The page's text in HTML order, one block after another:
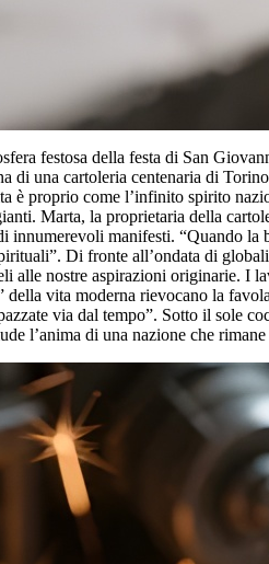
festosa della festa di San
di una cartoleria centenaria di
è proprio come l’infinito spirito
Marta, la proprietaria della
innumerevoli manifesti. “Quando
Di fronte all’ondata di
alle nostre aspirazioni originarie. I
vita moderna rievocano la
via dal tempo”. Sotto il sole
l’anima di una nazione che